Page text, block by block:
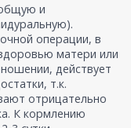
и
операции, в
матери или
действует
т.к.
отрицательно
К кормлению